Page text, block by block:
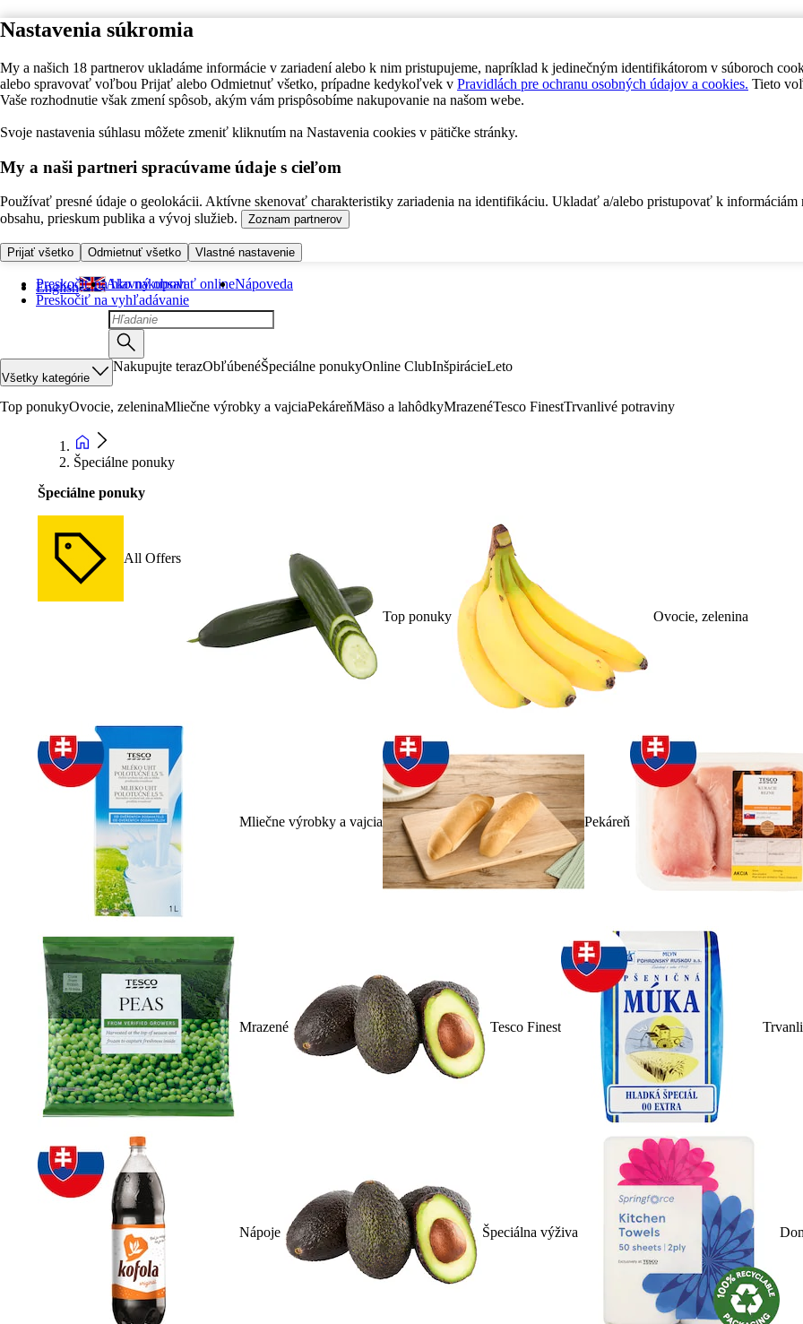
Nastavenia súkromia
My a našich 18 partnerov ukladáme informácie v zariadení alebo k nim pristupujeme, napríklad k jedinečným identifikátorom v súboroch
alebo spravovať voľbou Prijať alebo Odmietnuť všetko, prípadne kedykoľvek v Pravidlách pre ochranu osobných údajov a cookies. Tieto
Vaše rozhodnutie však zmení spôsob, akým vám prispôsobíme nakupovanie na našom webe.
Svoje nastavenia súhlasu môžete zmeniť kliknutím na Nastavenia cookies v pätičke stránky.
My a naši partneri spracúvame údaje s cieľom
Používať presné údaje o geolokácii. Aktívne skenovať charakteristiky zariadenia na identifikáciu. Ukladať a/alebo pristupovať k informáciám
obsahu, prieskum publika a vývoj služieb.
Zoznam partnerov
Prijať všetko Odmietnuť všetko Vlastné nastavenie
Preskočiť na hlavný obsah
Preskočiť na vyhľadávanie
English Ako nakupovať onlineNápoveda
Všetky kategórie
Nakupujte terazObľúbenéŠpeciálne ponukyOnline ClubInšpirácieLeto
Top ponukyOvocie, zeleninaMliečne výrobky a vajciaPekáreňMäso a lahôdkyMrazenéTesco FinestTrvanlivé potraviny
Špeciálne ponuky
Špeciálne ponuky
All Offers
Top ponuky Ovocie, zelenina
Mliečne výrobky a vajcia Pekáreň
Mrazené Tesco Finest
Nápoje Špeciálna výživa